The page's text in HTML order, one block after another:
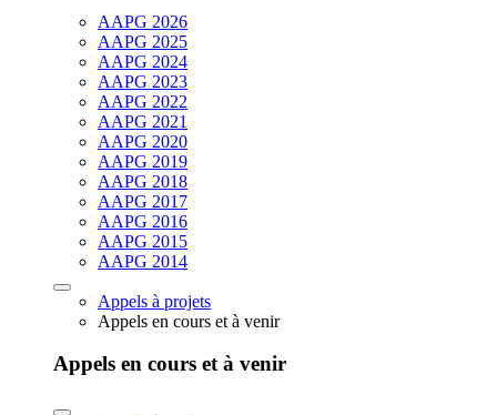
AAPG 2026
AAPG 2025
AAPG 2024
AAPG 2023
AAPG 2022
AAPG 2021
AAPG 2020
AAPG 2019
AAPG 2018
AAPG 2017
AAPG 2016
AAPG 2015
AAPG 2014
Appels à projets
Appels en cours et à venir
Appels en cours et à venir